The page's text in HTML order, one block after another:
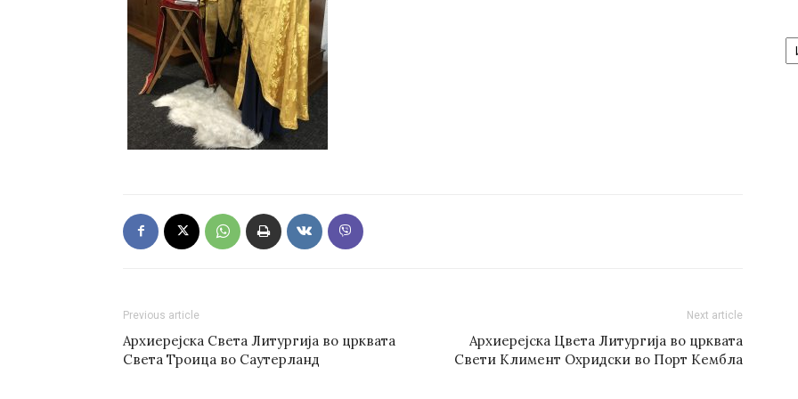
Previous article
Архиерејска Света Литургија во црквата
Света Троица во Саутерланд
Next article
Архиерејска Цвета Литургија во црквата
Свети Климент Охридски во Порт Кембла